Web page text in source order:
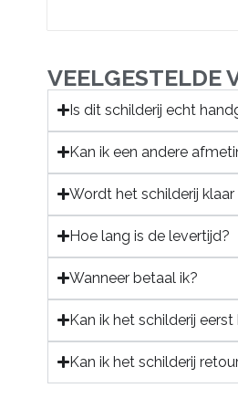
VEELGESTELDE
Is dit schilderij echt
Kan ik een andere
Wordt het schilderij
Hoe lang is de levertijd?
Wanneer betaal ik?
Kan ik het schilderij eerst
Kan ik het schilderij